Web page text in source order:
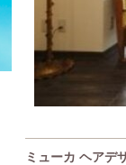
ミューカ ヘア